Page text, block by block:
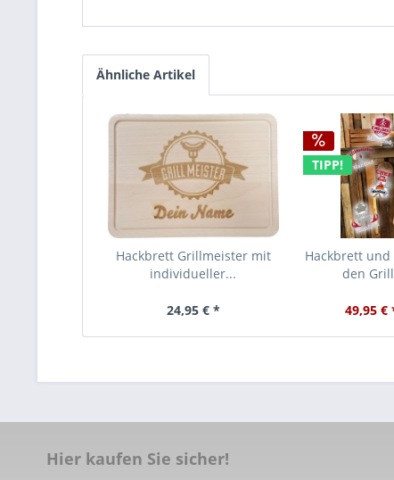
Ähnliche Artikel
Hackbrett Grillmeister mit
individueller...
24,95 € *
TIPP!
Hackbrett
den
49,95 €
Hier kaufen Sie sicher!